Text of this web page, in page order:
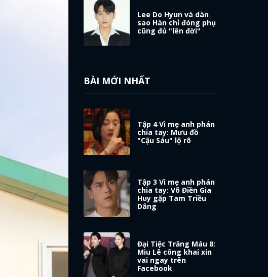
Lee Do Hyun và dàn
sao Hàn chỉ đóng phụ
cũng đủ "lên đời"
BÀI MỚI NHẤT
Tập 4 Vì mẹ anh phán
chia tay: Mưu đồ
"Cậu Sáu" lộ rõ
Tập 3 Vì mẹ anh phán
chia tay: Võ Điền Gia
Huy gặp Tam Triều
Dâng
Đại Tiệc Trăng Máu 8:
Miu Lê công khai xin
vai ngay trên
Facebook